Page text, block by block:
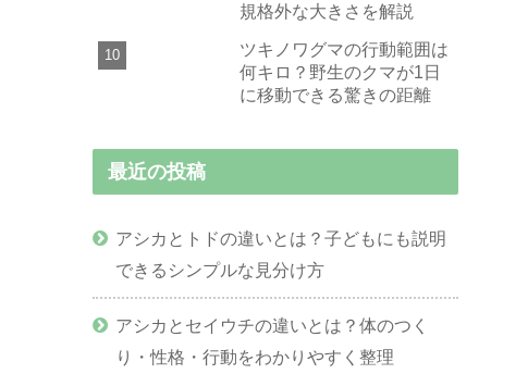
規格外な大きさを解説
ツキノワグマの行動範囲は
何キロ？野生のクマが1日
に移動できる驚きの距離
最近の投稿
アシカとトドの違いとは？子どもにも説明
できるシンプルな見分け方
アシカとセイウチの違いとは？体のつく
り・性格・行動をわかりやすく整理